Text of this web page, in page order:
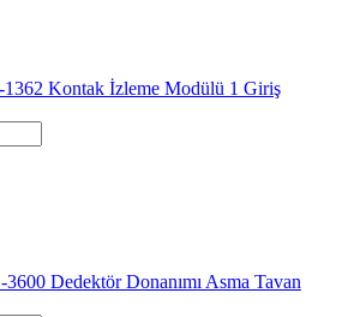
Kontak İzleme Modülü 1 Giriş
Dedektör Donanımı Asma Tavan